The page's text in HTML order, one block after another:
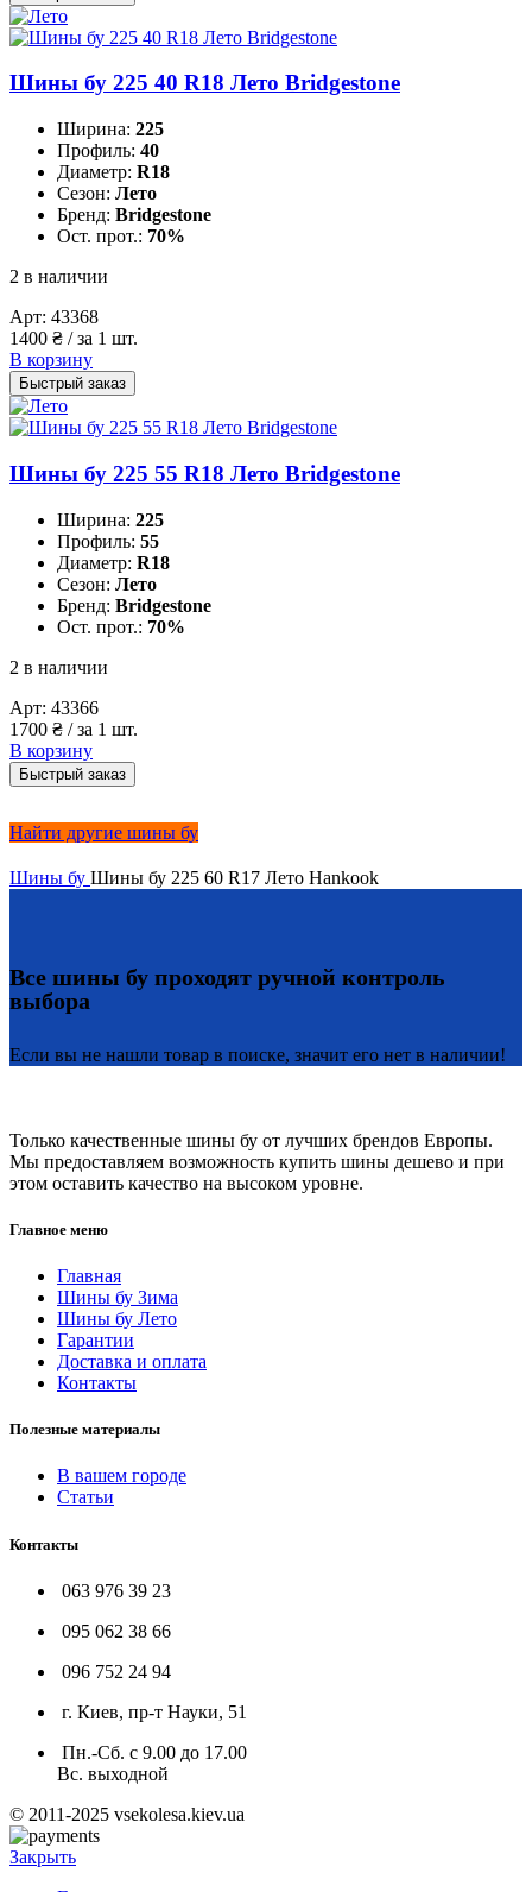
Шины бу 225 40 R18 Лето Bridgestone
Ширина: 225
Профиль: 40
Диаметр: R18
Сезон: Лето
Бренд: Bridgestone
Ост. прот.: 70%
2 в наличии
Арт: 43368
1400 ₴ / за 1 шт.
В корзину
Быстрый заказ
Шины бу 225 55 R18 Лето Bridgestone
Ширина: 225
Профиль: 55
Диаметр: R18
Сезон: Лето
Бренд: Bridgestone
Ост. прот.: 70%
2 в наличии
Арт: 43366
1700 ₴ / за 1 шт.
В корзину
Быстрый заказ
Найти другие шины бу
Шины бу Шины бу 225 60 R17 Лето Hankook
Все шины бу проходят ручной контроль
выбора
Если вы не нашли товар в поиске, значит его нет в наличии!
Только качественные шины бу от лучших брендов Европы.
Мы предоставляем возможность купить шины дешево и при
этом оставить качество на высоком уровне.
Главное меню
Главная
Шины бу Зима
Шины бу Лето
Гарантии
Доставка и оплата
Контакты
Полезные материалы
В вашем городе
Статьи
Контакты
063 976 39 23
095 062 38 66
096 752 24 94
г. Киев, пр-т Науки, 51
Пн.-Сб. с 9.00 до 17.00
Вс. выходной
© 2011-2025 vsekolesa.kiev.ua
Закрыть